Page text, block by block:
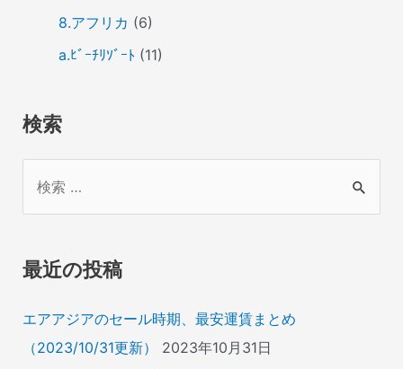
8.アフリカ (6)
a.ﾋﾞｰﾁﾘｿﾞｰﾄ (11)
検索
象
最近の投稿
エアアジアのセール時期、最安運賃まとめ
（2023/10/31更新）
2023年10月31日